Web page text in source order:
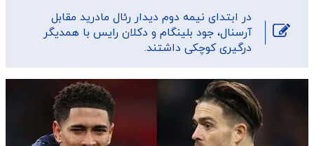
در ابتدای نیمه دوم دیدار رئال مادرید مقابل
آرسنال، جود بلینگام و دکلان رایس با همدیگر
درگیری کوچکی داشتند.